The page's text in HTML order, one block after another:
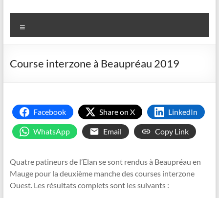
Course interzone à Beaupréau 2019
Facebook Share on X LinkedIn
WhatsApp Email Copy Link
Quatre patineurs de l’Elan se sont rendus à Beaupréau en
Mauge pour la deuxième manche des courses interzone
Ouest. Les résultats complets sont les suivants :